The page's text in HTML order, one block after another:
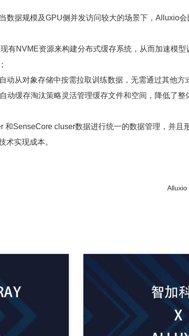
数据规模及GPU侧并发访问较大的场景下，Alluxio
有NVME资源来构建分布式缓存系统，从而加速模
动从对象存储中按需拉取训练数据，无需通过其他方
动缓存淘汰策略灵活管理缓存文件和空间，降低了整
和SenseCore cluser数据进行统一的数据管理，并且
术实现成本。
Alluxio